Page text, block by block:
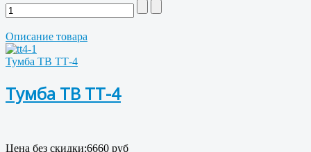
Описание товара
Тумба ТВ ТТ-4
Тумба ТВ ТТ-4
Цена без скидки:6660 руб